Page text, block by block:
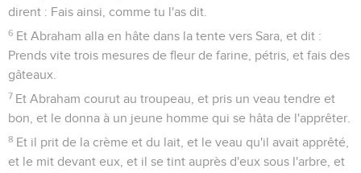
dirent : Fais ainsi, comme tu l'as dit.
6 Et Abraham alla en hâte dans la tente vers Sara, et dit :
Prends vite trois mesures de fleur de farine, pétris, et fais des
gâteaux.
7 Et Abraham courut au troupeau, et pris un veau tendre et
bon, et le donna à un jeune homme qui se hâta de l'apprêter.
8 Et il prit de la crème et du lait, et le veau qu'il avait apprêté,
et le mit devant eux, et il se tint auprès d'eux sous l'arbre, et